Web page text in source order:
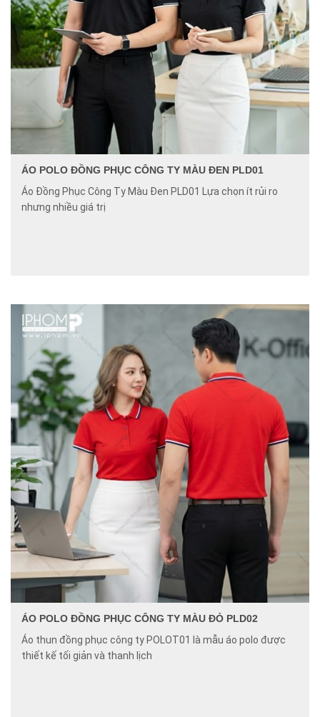
ÁO POLO ĐỒNG PHỤC CÔNG TY MÀU ĐEN PLD01
Áo Đồng Phục Công Ty Màu Đen PLD01 Lựa chọn ít rủi ro
nhưng nhiều giá trị
ÁO POLO ĐỒNG PHỤC CÔNG TY MÀU ĐỎ PLD02
Áo thun đồng phục công ty POLOT01 là mẫu áo polo được
thiết kế tối giản và thanh lịch